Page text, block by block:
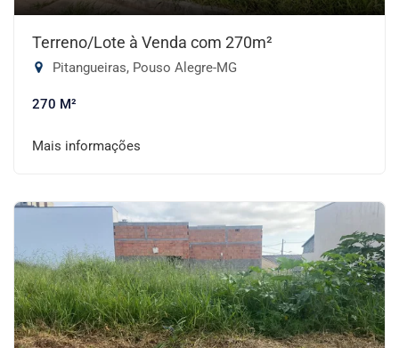
Terreno/Lote à Venda com 270m²
Pitangueiras, Pouso Alegre-MG
270 M²
Mais informações